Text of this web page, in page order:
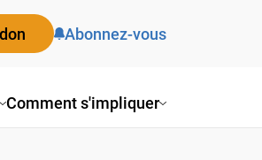
Comment s'impliquer
Abonnez-vous